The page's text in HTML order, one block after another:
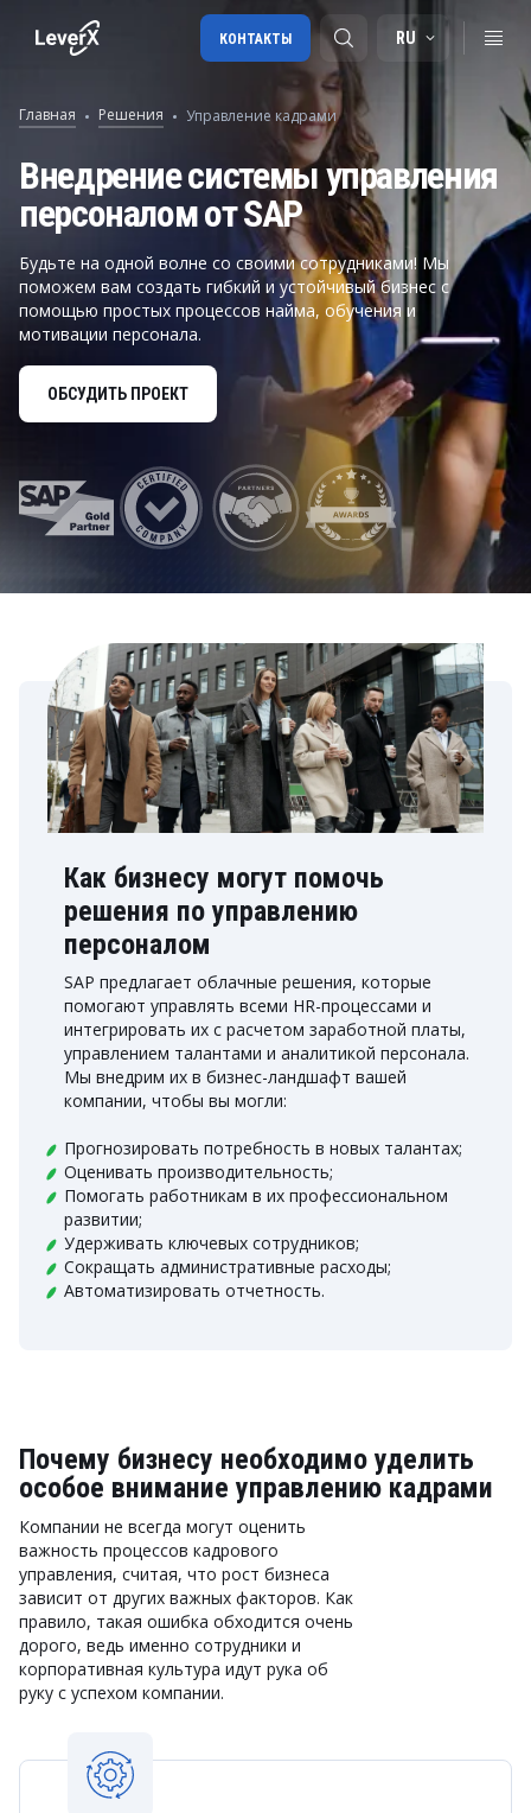
Внедрение SAP
Лицензии SAP
SAP Transportation Management
SAP SuccessFactors
RU
КОНТАКТЫ
Главная Решения Управление кадрами
Внедрение системы управления
персоналом от SAP
Будьте на одной волне со своими сотрудниками! Мы
поможем вам создать гибкий и устойчивый бизнес с
помощью простых процессов найма, обучения и
мотивации персонала.
ОБСУДИТЬ ПРОЕКТ
Как бизнесу могут помочь
решения по управлению
персоналом
SAP предлагает облачные решения, которые
помогают управлять всеми HR-процессами и
интегрировать их с расчетом заработной платы,
управлением талантами и аналитикой персонала.
Мы внедрим их в бизнес-ландшафт вашей
компании, чтобы вы могли:
Прогнозировать потребность в новых талантах;
Оценивать производительность;
Помогать работникам в их профессиональном
развитии;
Удерживать ключевых сотрудников;
Сокращать административные расходы;
Автоматизировать отчетность.
Почему бизнесу необходимо уделить
особое внимание управлению кадрами
Компании не всегда могут оценить
важность процессов кадрового
управления, считая, что рост бизнеса
зависит от других важных факторов. Как
правило, такая ошибка обходится очень
дорого, ведь именно сотрудники и
корпоративная культура идут рука об
руку с успехом компании.